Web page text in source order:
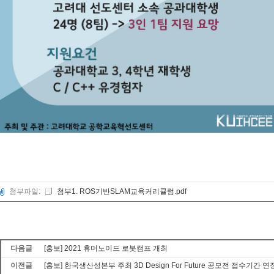
첨부파일: 첨부1. ROS기반SLAM교육커리큘럼.pdf
다음글
[홍보] 2021 휴머노이드 로봇캠프 개최
이전글
[홍보] 한국생산성본부 주최 3D Design For Future 공모전 접수기간 연